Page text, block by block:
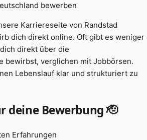
bewerben
Karriereseite von Randstad
dich direkt online. Oft gibt es weniger
direkt über die
bewirbst, verglichen mit Jobbörsen.
Lebenslauf klar und strukturiert zu
deine Bewerbung 🫡
Erfahrungen